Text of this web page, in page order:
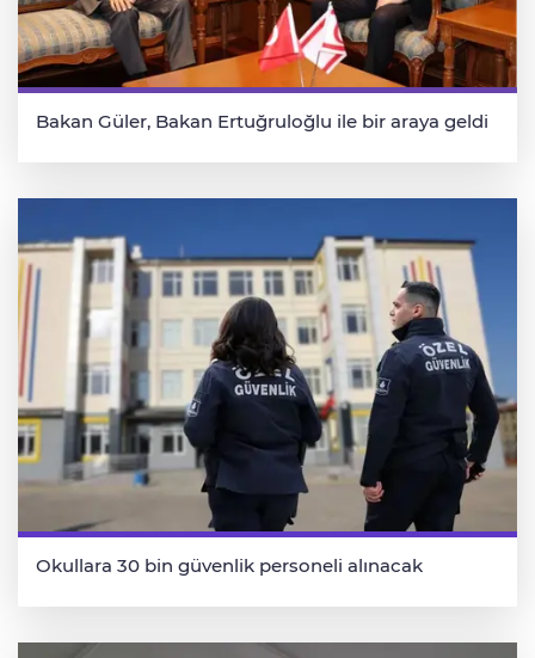
Bakan Güler, Bakan Ertuğruloğlu ile bir araya geldi
Okullara 30 bin güvenlik personeli alınacak